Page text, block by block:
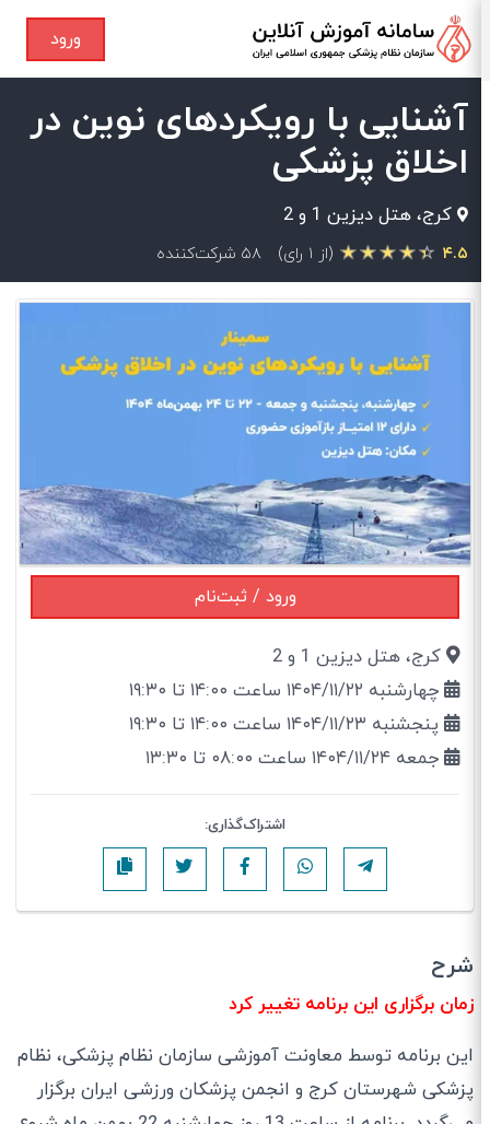
ورود
آشنایی با رویکردهای نوین در
اخلاق پزشکی
كرج، هتل دیزین 1 و 2
۴.۵ (از ۱ رای) ۵۸ شرکت‌کننده
ورود / ثبت‌نام
كرج، هتل دیزین 1 و 2
چهارشنبه ۱۴۰۴/۱۱/۲۲ ساعت ۱۴:۰۰ تا ۱۹:۳۰
پنجشنبه ۱۴۰۴/۱۱/۲۳ ساعت ۱۴:۰۰ تا ۱۹:۳۰
جمعه ۱۴۰۴/۱۱/۲۴ ساعت ۰۸:۰۰ تا ۱۳:۳۰
اشتراک‌گذاری:
شرح
زمان برگزاری این برنامه تغییر کرد
این برنامه توسط معاونت آموزشی سازمان نظام پزشکی، نظام
پزشکی شهرستان کرج و انجمن پزشکان ورزشی ایران برگزار